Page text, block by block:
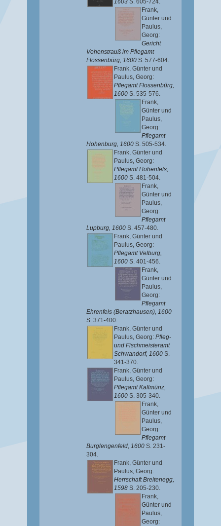
1603 S. 605-724.
Frank,
Günter und
Paulus,
Georg:
Gericht
Vohenstrauß im Pflegamt
Flossenbürg, 1600 S. 577-604.
Frank, Günter und
Paulus, Georg:
Pflegamt Flossenbürg,
1600 S. 535-576.
Frank,
Günter und
Paulus,
Georg:
Pflegamt
Hohenburg, 1600 S. 505-534.
Frank, Günter und
Paulus, Georg:
Pflegamt Hohenfels,
1600 S. 481-504.
Frank,
Günter und
Paulus,
Georg:
Pflegamt
Lupburg, 1600 S. 457-480.
Frank, Günter und
Paulus, Georg:
Pflegamt Velburg,
1600 S. 401-456.
Frank,
Günter und
Paulus,
Georg:
Pflegamt
Ehrenfels (Beratzhausen), 1600
S. 371-400.
Frank, Günter und
Paulus, Georg: Pfleg-
und Fischmeisteramt
Schwandorf, 1600 S.
341-370.
Frank, Günter und
Paulus, Georg:
Pflegamt Kallmünz,
1600 S. 305-340.
Frank,
Günter und
Paulus,
Georg:
Pflegamt
Burglengenfeld, 1600 S. 231-
304.
Frank, Günter und
Paulus, Georg:
Herrschaft Breitenegg,
1598 S. 205-230.
Frank,
Günter und
Paulus,
Georg: